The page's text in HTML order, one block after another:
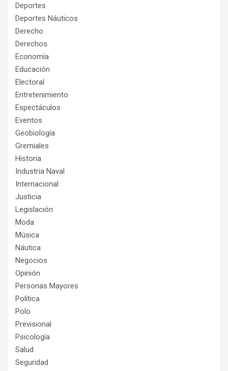
Deportes
Deportes Náuticos
Derecho
Derechos
Economía
Educación
Electoral
Entretenimiento
Espectáculos
Eventos
Geobiología
Gremiales
Historia
Industria Naval
Internacional
Justicia
Legislación
Moda
Música
Náutica
Negocios
Opinión
Personas Mayores
Política
Polo
Previsional
Psicología
Salud
Seguridad